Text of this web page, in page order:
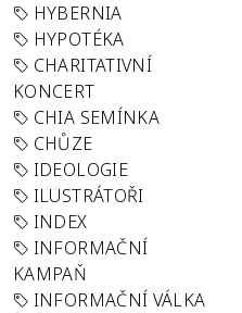
HYBERNIA
HYPOTÉKA
CHARITATIVNÍ
KONCERT
CHIA SEMÍNKA
CHŮZE
IDEOLOGIE
ILUSTRÁTOŘI
INDEX
INFORMAČNÍ
KAMPAŇ
INFORMAČNÍ VÁLKA